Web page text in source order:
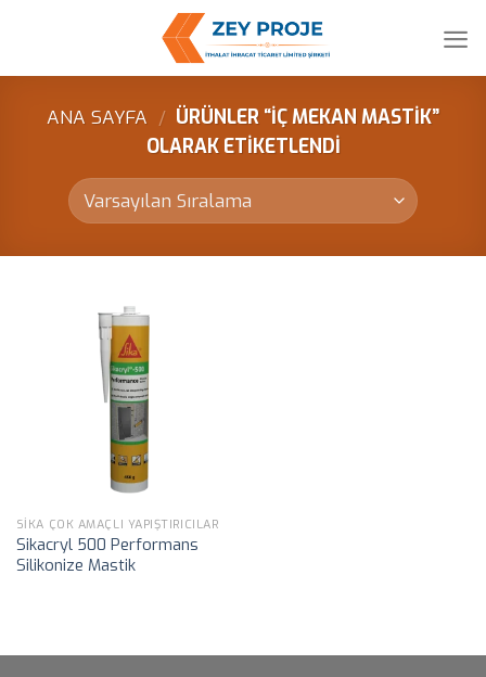
content
ANA SAYFA / ÜRÜNLER “IÇ MEKAN MASTIK”
OLARAK ETIKETLENDI
SIKA ÇOK AMAÇLI YAPIŞTIRICILAR
Sikacryl 500 Performans
Silikonize Mastik